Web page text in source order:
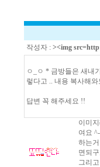
작성자 : ><img
ㅇ_ㅇ * 금방들은 새내
렇다고 .. 내용 복사해
답변 꼭 해주세요 !!
이미
여요
하는
면되
그리